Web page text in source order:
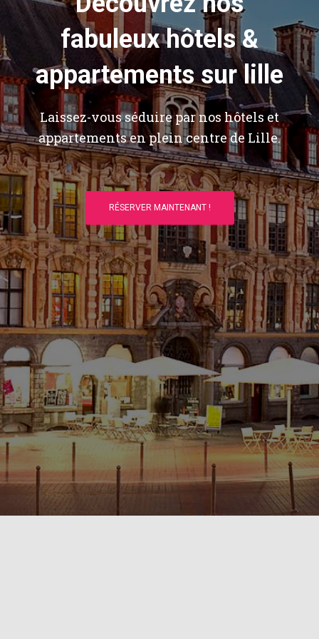
fabuleux hôtels &
appartements sur lille
Laissez-vous séduire par nos hôtels et
appartements en plein centre de Lille.
RÉSERVER MAINTENANT !